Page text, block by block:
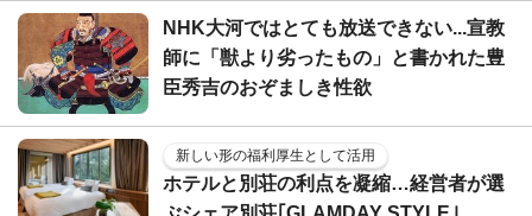
NHK大河ではとても放送できない...宣教
師に「獣より劣ったもの」と書かれた豊
臣秀吉のおぞましき性欲
新しい形の福利厚生として活用
ホテルと別荘の利点を凝縮…経営者が選